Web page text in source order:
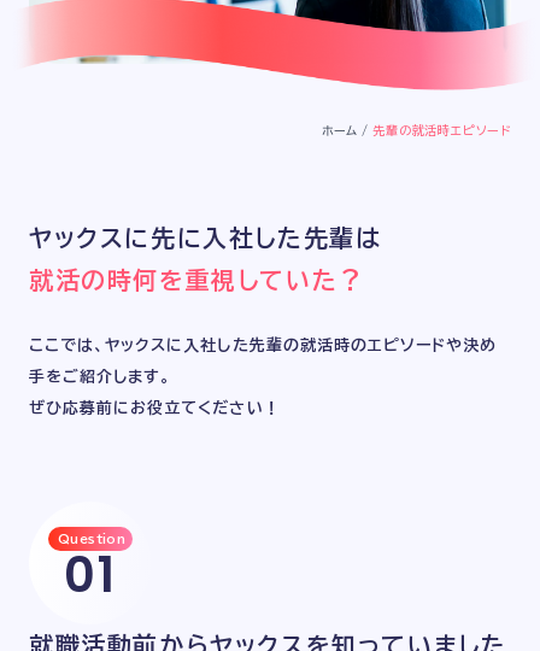
Recruit
ホーム / 先輩の就活時エピソード
ヤックスに先に入社した先輩は
就活の時何を重視していた？
ここでは、ヤックスに入社した先輩の就活時のエピソードや決め
手をご紹介します。
ぜひ応募前にお役立てください！
Question
01
就職活動前からヤックスを知っていました